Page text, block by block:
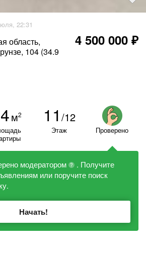
22:31
область,
104 (34.9
4 500 000 ₽
м2 11 /12
Этаж Проверено
модератором ?
. Получите
или поручите поиск
Начать!